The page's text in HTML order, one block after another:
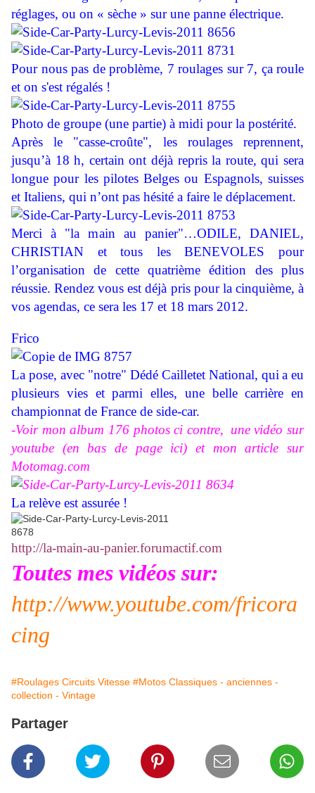
réglages, ou on « sèche » sur une panne électrique.
Pour nous pas de problème, 7 roulages sur 7, ça roule
et on s'est régalés !
Photo de groupe (une partie) à midi pour la postérité.
Après le "casse-croûte", les roulages reprennent,
jusqu’à 18 h, certain ont déjà repris la route, qui sera
longue pour les pilotes Belges ou Espagnols, suisses
et Italiens, qui n’ont pas hésité a faire le déplacement.
Merci à "la main au panier"…ODILE, DANIEL,
CHRISTIAN et tous les BENEVOLES pour
l’organisation de cette quatrième édition des plus
réussie. Rendez vous est déjà pris pour la cinquième, à
vos agendas, ce sera les 17 et 18 mars 2012.
Frico
La pose, avec "notre" Dédé Cailletet National, qui a eu
plusieurs vies et parmi elles, une belle carrière en
championnat de France de side-car.
-Voir mon album 176 photos ci contre, une vidéo sur
youtube (en bas de page ici) et mon article sur
Motomag.com
La relève est assurée !
http://la-main-au-panier.forumactif.com
Toutes mes vidéos sur:
http://www.youtube.com/fricora
cing
#Roulages Circuits Vitesse #Motos Classiques - anciennes -
collection - Vintage
Partager